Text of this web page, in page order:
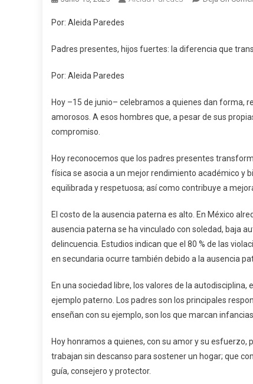
Por: Aleida Paredes
Padres presentes, hijos fuertes: la diferencia que
Por: Aleida Paredes
Hoy –15 de junio– celebramos a quienes dan forma,
amorosos. A esos hombres que, a pesar de sus
compromiso.
Hoy reconocemos que los padres presentes
física se asocia a un mejor rendimiento académico y
equilibrada y respetuosa; así como contribuye a
El costo de la ausencia paterna es alto. En México
ausencia paterna se ha vinculado con soledad, baja
delincuencia. Estudios indican que el 80 % de las
en secundaria ocurre también debido a la ausencia
En una sociedad libre, los valores de la
ejemplo paterno. Los padres son los principales
enseñan con su ejemplo, son los que marcan
Hoy honramos a quienes, con su amor y su esfuerzo,
trabajan sin descanso para sostener un hogar; que
guía, consejero y protector.